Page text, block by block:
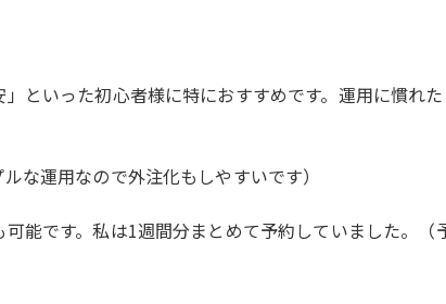
といった初心者様に特におすすめです。運用に慣れ
な運用なので外注化もしやすいです）
能です。私は1週間分まとめて予約していました。（